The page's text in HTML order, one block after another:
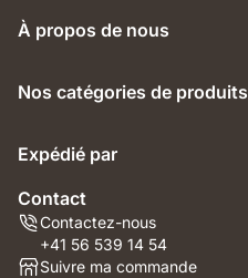
À propos de nous
Nos catégories de produits
Expédié par
Contact
Contactez-nous
+41 56 539 14 54
Suivre ma commande